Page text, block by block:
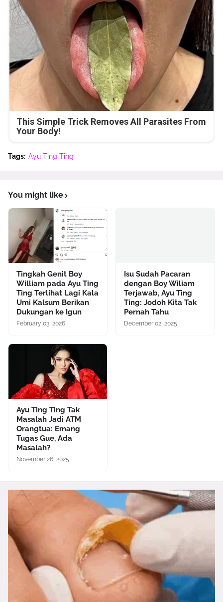
This Simple Trick Removes All Parasites From
Your Body!
Tags: Ayu Ting Ting
You might like
Tingkah Genit Boy
William pada Ayu Ting
Ting Terlihat Lagi Kala
Umi Kalsum Berikan
Dukungan ke Igun
February 03, 2026
Isu Sudah Pacaran
dengan Boy Wiliam
Terjawab, Ayu Ting
Ting: Jodoh Kita Tak
Pernah Tahu
December 02, 2025
Ayu Ting Ting Tak
Masalah Jadi ATM
Orangtua: Emang
Tugas Gue, Ada
Masalah?
November 26, 2025